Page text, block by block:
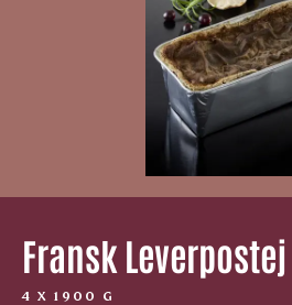
Fransk Leverpostej
4 X 1900 G